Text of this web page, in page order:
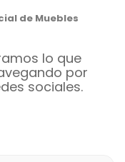
de Muebles
lo que
por
sociales.